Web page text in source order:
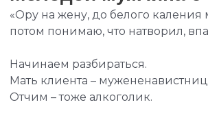
«Ору на жену, до белого
потом понимаю, что натворил,
Начинаем разбираться.
Мать клиента –
Отчим – тоже алкоголик.